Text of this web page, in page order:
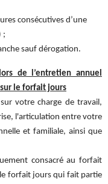
consécutives d’une
;
sauf dérogation.
de l’entretien annuel
le forfait jours
votre charge de travail,
l'articulation entre votre
et familiale, ainsi que
consacré au forfait
forfait jours qui fait partie